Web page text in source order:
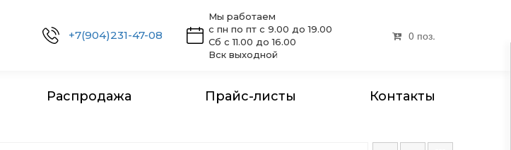
+7(904)231-47-08
Мы работаем
с пн по пт с 9.00 до 19.00
Сб с 11.00 до 16.00
Вск выходной
0 поз.
Распродажа Прайс-листы Контакты